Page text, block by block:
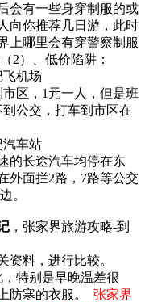
会有一些身穿制服的或
向你推荐几日游，此时
上哪里会有穿警察制服
2）、低价陷阱：
飞机场
区，1元一人，但是班
公交，打车到市区在
汽车站
的长途汽车均停在东
外面拦2路，7路等公交
。
，张家界旅游攻略-到
资料，进行比较。
特别是早晚温差很
防寒的衣服。 张家界